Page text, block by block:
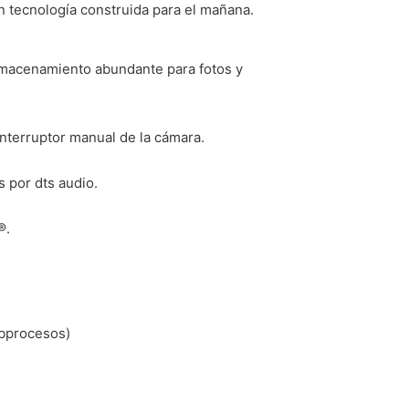
construida para el mañana.
abundante para fotos y
manual de la cámara.
por dts audio.